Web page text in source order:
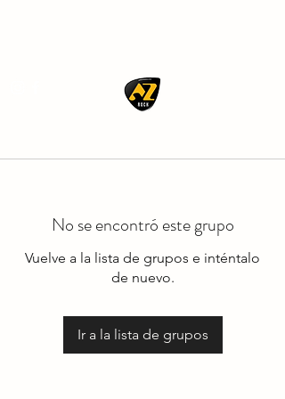
No se encontró este grupo
Vuelve a la lista de grupos e inténtalo
de nuevo.
Ir a la lista de grupos